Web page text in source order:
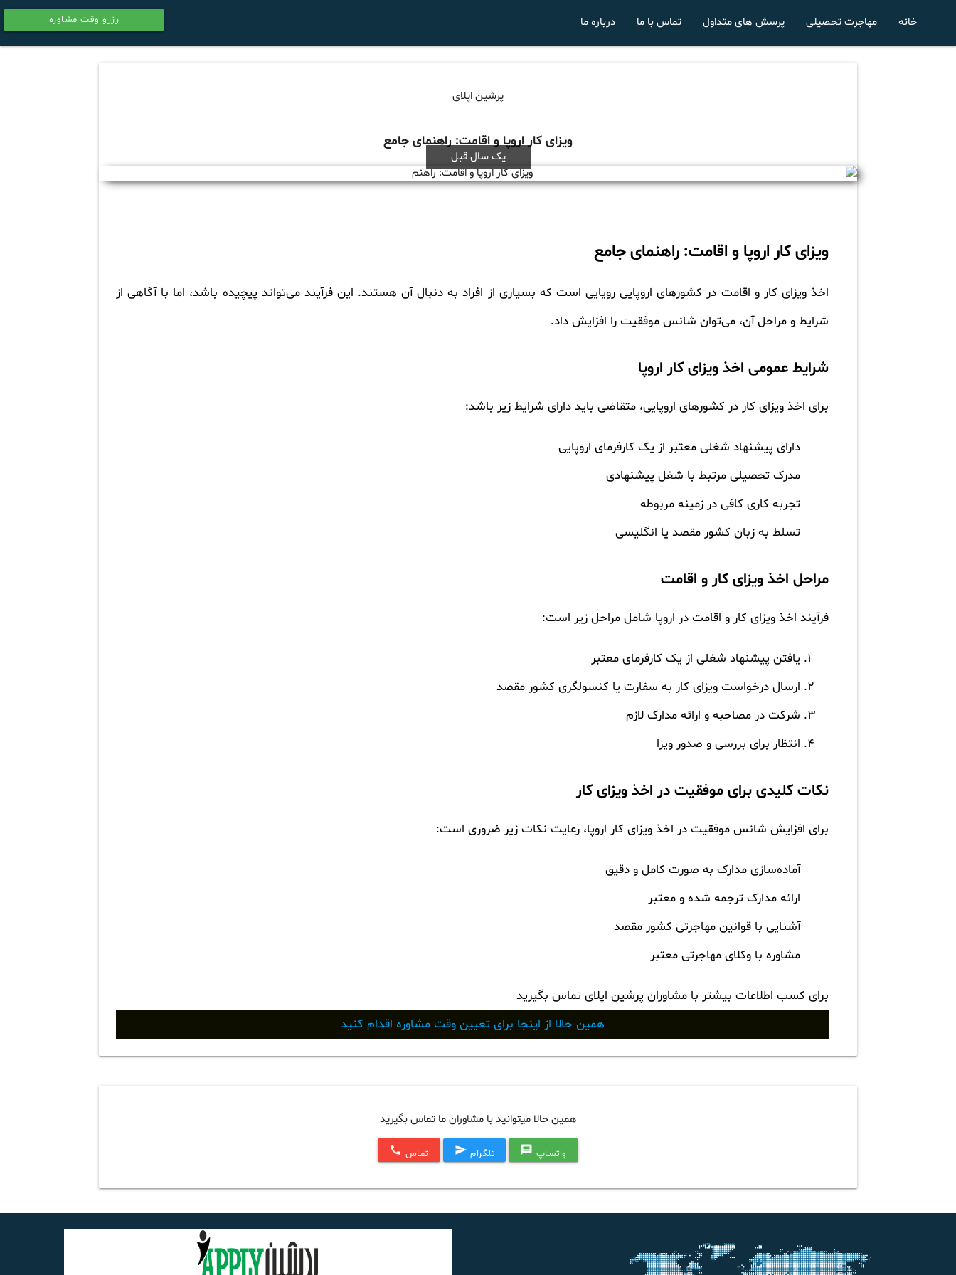
رزرو وقت مشاوره
calendar
خانه مهاجرت تحصیلی پرسش های متداول تماس با ما درباره ما
پرشین اپلای
ویزای کار اروپا و اقامت: راهنمای جامع
یک سال قبل
ویزای کار اروپا و اقامت: راهنمای جامع
اخذ ویزای کار و اقامت در کشورهای اروپایی رویایی است که بسیاری از افراد به دنبال آن هستند. این فرآیند می‌تواند پیچیده باشد، اما با آگاهی از
شرایط و مراحل آن، می‌توان شانس موفقیت را افزایش داد.
شرایط عمومی اخذ ویزای کار اروپا
برای اخذ ویزای کار در کشورهای اروپایی، متقاضی باید دارای شرایط زیر باشد:
دارای پیشنهاد شغلی معتبر از یک کارفرمای اروپایی
مدرک تحصیلی مرتبط با شغل پیشنهادی
تجربه کاری کافی در زمینه مربوطه
تسلط به زبان کشور مقصد یا انگلیسی
مراحل اخذ ویزای کار و اقامت
فرآیند اخذ ویزای کار و اقامت در اروپا شامل مراحل زیر است:
یافتن پیشنهاد شغلی از یک کارفرمای معتبر
ارسال درخواست ویزای کار به سفارت یا کنسولگری کشور مقصد
شرکت در مصاحبه و ارائه مدارک لازم
انتظار برای بررسی و صدور ویزا
نکات کلیدی برای موفقیت در اخذ ویزای کار
برای افزایش شانس موفقیت در اخذ ویزای کار اروپا، رعایت نکات زیر ضروری است:
آماده‌سازی مدارک به صورت کامل و دقیق
ارائه مدارک ترجمه شده و معتبر
آشنایی با قوانین مهاجرتی کشور مقصد
مشاوره با وکلای مهاجرتی معتبر
برای کسب اطلاعات بیشتر با مشاوران پرشین اپلای تماس بگیرید
همین حالا از اینجا برای تعیین وقت مشاوره اقدام کنید
همین حالا میتوانید با مشاوران ما تماس بگیرید
واتساپ message تلگرام send تماس call